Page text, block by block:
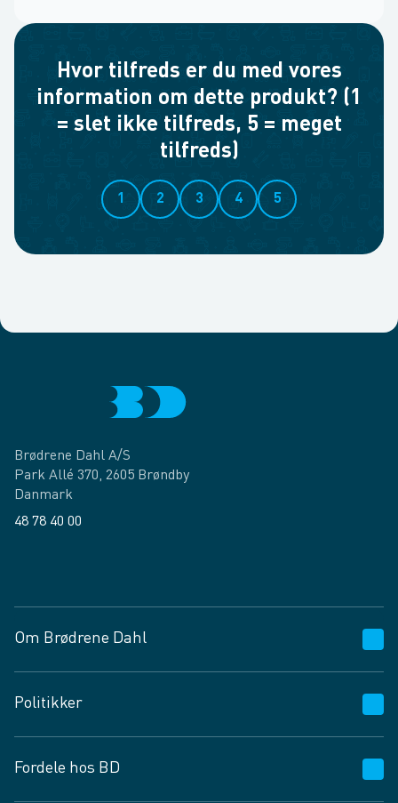
Hvor tilfreds er du med vores
information om dette produkt? (1
= slet ikke tilfreds, 5 = meget
tilfreds)
1 2 3 4 5
Brødrene Dahl A/S
Park Allé 370, 2605 Brøndby
Danmark
48 78 40 00
Om Brødrene Dahl
Vagttelefon 30 10 89 89
Spørgsmål og svar
Job og karriere
Politikker
Privatlivspolitik
Fordele hos BD